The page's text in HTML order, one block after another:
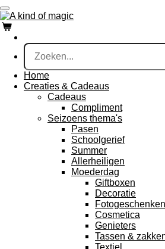
Ga
direct
naar
de
hoofdinhoud
Home
Creaties & Cadeaus
Cadeaus
Compliment
Seizoens thema's
Pasen
Schoolgerief
Summer
Allerheiligen
Moederdag
Giftboxen
Decoratie
Fotogeschenken
Cosmetica
Genieters
Tassen &
Textiel